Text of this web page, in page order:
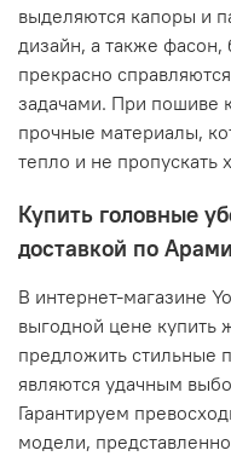
выделяются капоры и
дизайн, а также
прекрасно
задачами. При пошиве
прочные материалы,
тепло и не пропускать
Купить головные
доставкой по
В интернет-магазине
выгодной цене купить
предложить стильные
являются удачным
Гарантируем
модели,